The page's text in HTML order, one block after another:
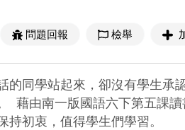
問題回報 檢舉
同學站起來，卻沒有學生
藉由南一版國語六下第五課
持初衷，值得學生們學習。